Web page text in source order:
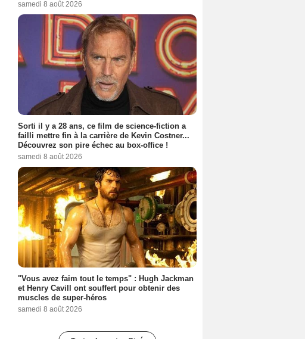
samedi 8 août 2026
Sorti il y a 28 ans, ce film de science-fiction a
failli mettre fin à la carrière de Kevin Costner...
Découvrez son pire échec au box-office !
samedi 8 août 2026
"Vous avez faim tout le temps" : Hugh Jackman
et Henry Cavill ont souffert pour obtenir des
muscles de super-héros
samedi 8 août 2026